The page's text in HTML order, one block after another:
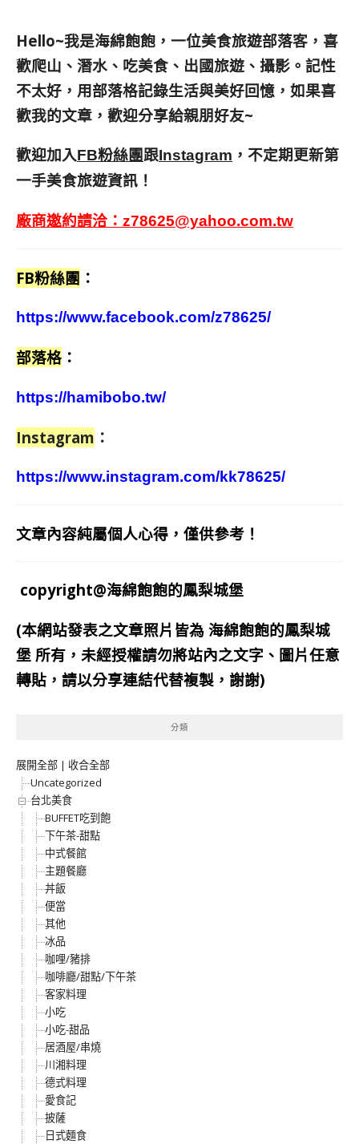
Hello~我是海綿飽飽，一位美食旅遊部落客， 喜
歡爬山、潛水、吃美食、出國旅遊、攝影。 記性
不太好，用部落格記錄生活與美好回憶， 如果喜
歡我的文章，歡迎分享給親朋好友~
歡迎加入FB粉絲團跟Instagram ，不定期更新第
一手美食旅遊資訊！
廠商邀約請洽： z78625@yahoo.com.tw
FB粉絲團 ：
https://www.facebook.com/z78625/
部落格 ：
https://hamibobo.tw/
Instagram ：
https://www.instagram.com/kk78625/
文章內容純屬個人心得，僅供參考！
copyright@海綿飽飽的鳳梨城堡
(本網站發表之文章照片皆為 海綿飽飽的鳳梨城
堡 所有，未經授權請勿將站內之文字、圖片任意
轉貼，請以分享連結代替複製，謝謝)
分類
展開全部 | 收合全部
Uncategorized
台北美食
BUFFET吃到飽
下午茶-甜點
中式餐館
主題餐廳
丼飯
便當
其他
冰品
咖哩/豬排
咖啡廳/甜點/下午茶
客家料理
小吃
小吃-甜品
居酒屋/串燒
川湘料理
德式料理
愛食記
披薩
日式麵食